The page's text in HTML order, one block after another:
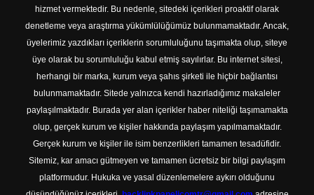
hizmet vermektedir. Bu nedenle, sitedeki içerikleri proaktif olarak
denetleme veya araştırma yükümlülüğümüz bulunmamaktadır. Ancak,
üyelerimiz yazdıkları içeriklerin sorumluluğunu taşımakta olup, siteye
üye olarak bu sorumluluğu kabul etmiş sayılırlar. Bu internet sitesi,
herhangi bir marka, kurum veya şahıs şirketi ile hiçbir bağlantısı
bulunmamaktadır. Sitede yalnızca kendi hazırladığımız makaleler
paylaşılmaktadır. Burada yer alan içerikler haber niteliği taşımamakta
olup, gerçek kurum ve kişiler hakkında paylaşım yapılmamaktadır.
Gerçek kurum ve kişiler ile isim benzerlikleri tamamen tesadüfidir.
Sitemiz, kar amacı gütmeyen ve tamamen ücretsiz bir bilgi paylaşım
platformudur. Hukuka ve yasal düzenlemelere aykırı olduğunu